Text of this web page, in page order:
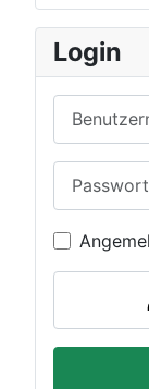
Login